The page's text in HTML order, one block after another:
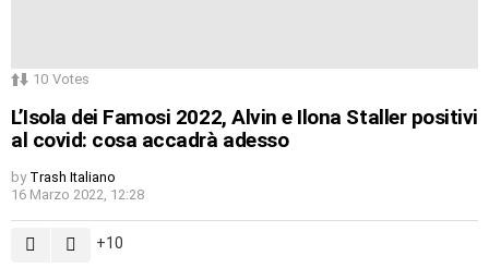
10 Votes
L’Isola dei Famosi 2022, Alvin e Ilona Staller positivi
al covid: cosa accadrà adesso
by Trash Italiano
16 Marzo 2022, 12:28
10